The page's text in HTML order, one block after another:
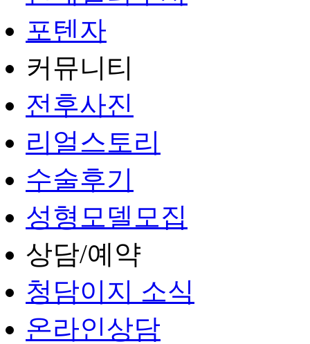
포텐자
커뮤니티
전후사진
리얼스토리
수술후기
성형모델모집
상담/예약
청담이지 소식
온라인상담